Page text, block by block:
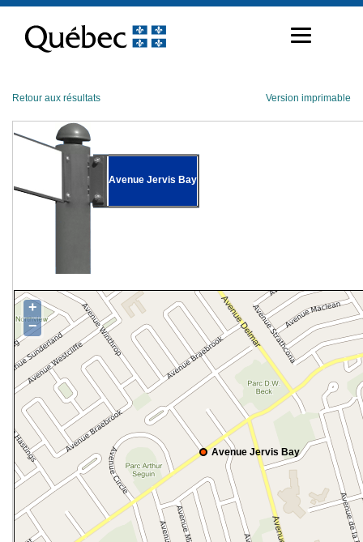
contenu
Retour aux résultats Version imprimable
Avenue Jervis Bay
Avenue Jervis Bay
+
−